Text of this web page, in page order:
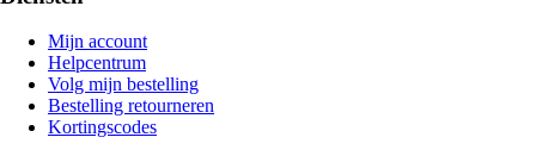
Mijn account
Helpcentrum
Volg mijn bestelling
Bestelling retourneren
Kortingscodes